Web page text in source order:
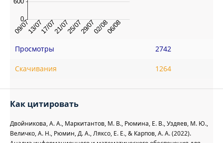
Просмотры 2742
Скачивания 1264
Как цитировать
Двойникова, А. А., Маркитантов, М. В., Рюмина, Е. В., Уздяев, М. Ю.,
Величко, А. Н., Рюмин, Д. А., Ляксо, Е. Е., & Карпов, А. А. (2022).